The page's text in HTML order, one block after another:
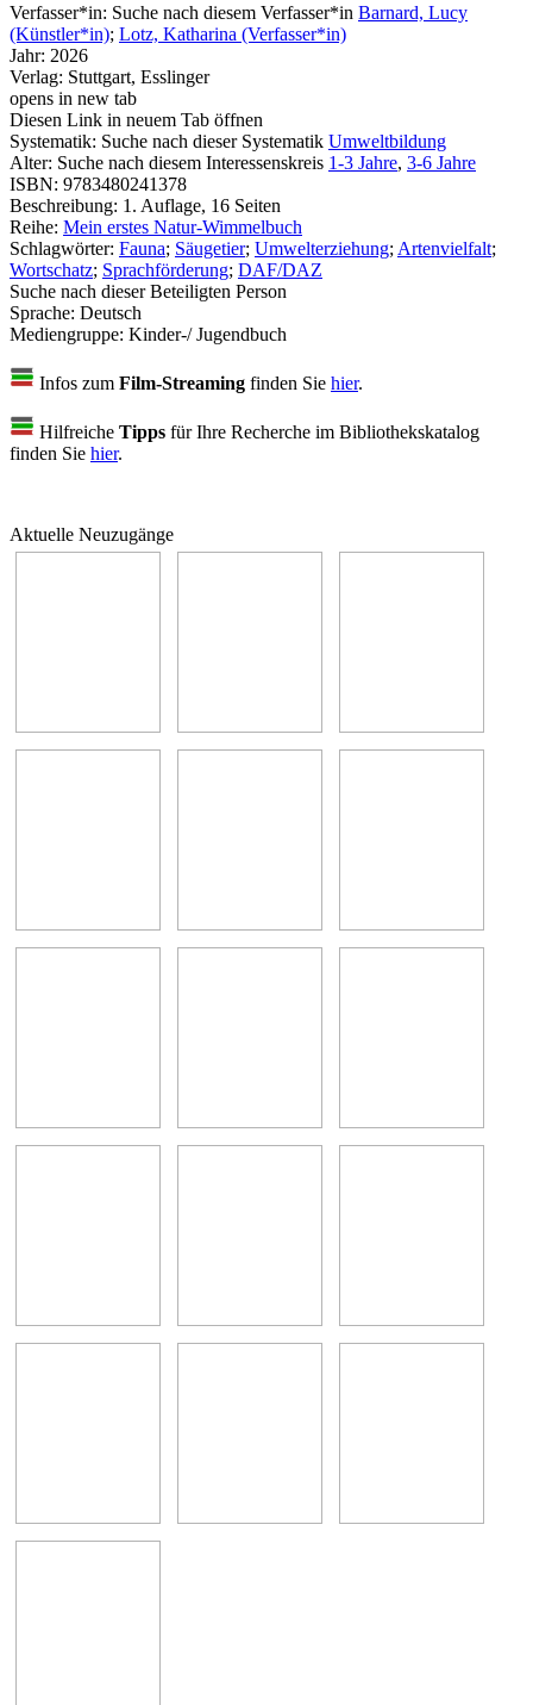
Verfasser*in: Suche nach diesem Verfasser*in Barnard, Lucy
(Künstler*in); Lotz, Katharina (Verfasser*in)
Jahr: 2026
Verlag: Stuttgart, Esslinger
opens in new tab
Diesen Link in neuem Tab öffnen
Systematik: Suche nach dieser Systematik Umweltbildung
Alter: Suche nach diesem Interessenskreis 1-3 Jahre, 3-6 Jahre
ISBN: 9783480241378
Beschreibung: 1. Auflage, 16 Seiten
Reihe: Mein erstes Natur-Wimmelbuch
Schlagwörter: Fauna; Säugetier; Umwelterziehung; Artenvielfalt;
Wortschatz; Sprachförderung; DAF/DAZ
Suche nach dieser Beteiligten Person
Sprache: Deutsch
Mediengruppe: Kinder-/ Jugendbuch
Infos zum Film-Streaming finden Sie hier.
Hilfreiche Tipps für Ihre Recherche im Bibliothekskatalog
finden Sie hier.
Aktuelle Neuzugänge